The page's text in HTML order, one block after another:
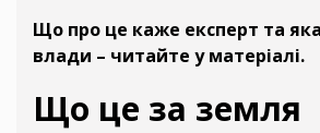
Що про це каже експерт та
влади – читайте у матеріалі.
Що це за земля